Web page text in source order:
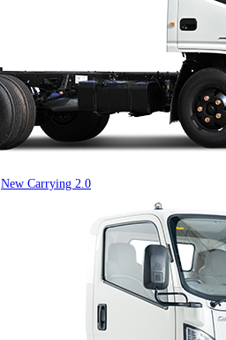
New Carrying 2.0